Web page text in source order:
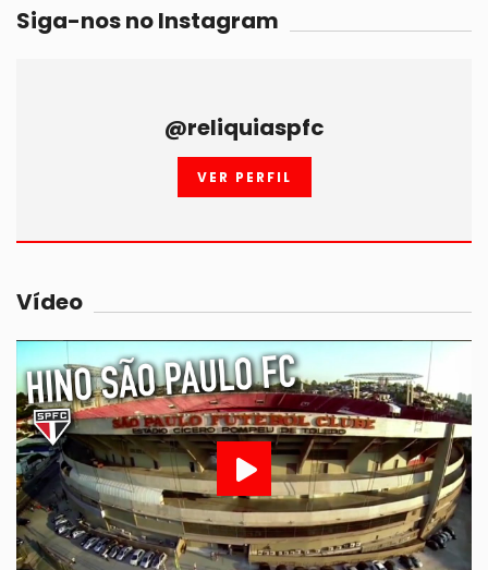
Siga-nos no Instagram
@reliquiaspfc
VER PERFIL
Vídeo